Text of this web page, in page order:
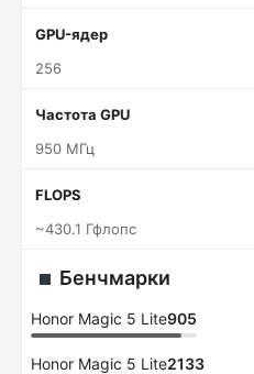
GPU-ядер
256
Частота GPU
950 МГц
FLOPS
~430.1 Гфлопс
Бенчмарки
Honor Magic 5 Lite905
Honor Magic 5 Lite2133